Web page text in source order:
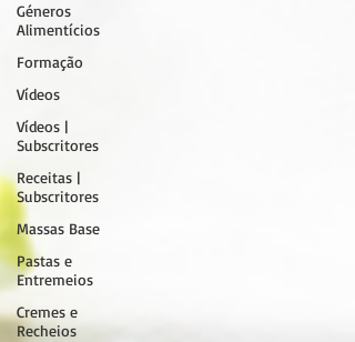
Géneros
Alimentícios
Formação
Vídeos
Vídeos |
Subscritores
Receitas |
Subscritores
Massas Base
Pastas e
Entremeios
Cremes e
Recheios